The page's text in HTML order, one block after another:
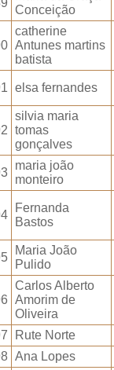
Conceição
catherine
Antunes martins
batista
elsa fernandes
silvia maria
tomas
gonçalves
maria joão
monteiro
Fernanda
Bastos
Maria João
Pulido
Carlos Alberto
Amorim de
Oliveira
Rute Norte
Ana Lopes